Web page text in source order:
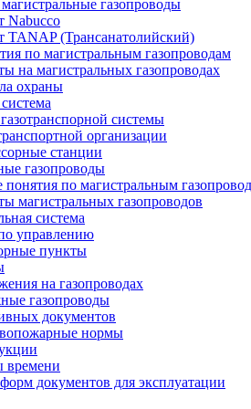
газопроводы
Nabucco
TANAP (Трансанатолийский)
по магистральным газопроводам
на магистральных газопроводах
охраны
системы
организации
станции
газопроводы
по магистральным
магистральных газопроводов
система
управлению
пункты
на газопроводах
газопроводы
документов
нормы
документов для эксплуатации